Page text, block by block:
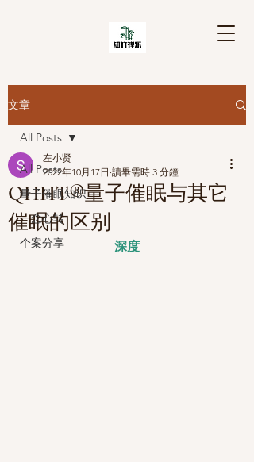
文章
All Posts
量子催眠知识
一念心转
个案分享
All Posts
QHHT®量子催眠与其它
催眠的区别
左小贤
2022年10月17日 讀畢需時 3 分鐘
深度